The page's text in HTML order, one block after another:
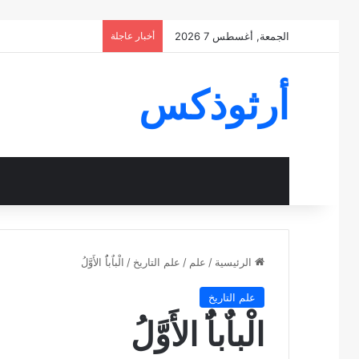
الجمعة, أغسطس 7 2026 أخبار عاجلة
أرثوذكس
الرئيسية / علم / علم التاريخ / الْباٌباٌُ الأَوَّلُ
علم التاريخ
الْباٌباٌُ الأَوَّلُ